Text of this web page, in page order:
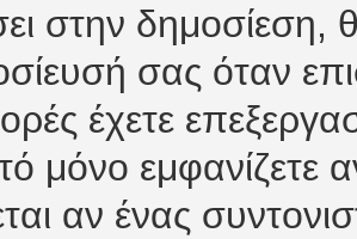
στην δημοσίεση,
σας όταν
έχετε
μόνο εμφανίζετε
αν ένας